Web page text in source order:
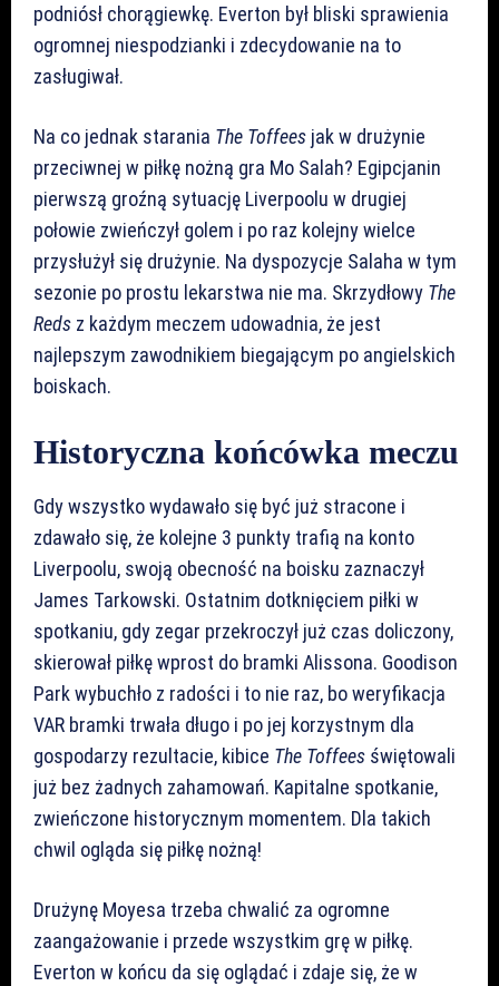
podniósł chorągiewkę. Everton był bliski sprawienia
ogromnej niespodzianki i zdecydowanie na to
zasługiwał.
Na co jednak starania The Toffees jak w drużynie
przeciwnej w piłkę nożną gra Mo Salah? Egipcjanin
pierwszą groźną sytuację Liverpoolu w drugiej
połowie zwieńczył golem i po raz kolejny wielce
przysłużył się drużynie. Na dyspozycje Salaha w tym
sezonie po prostu lekarstwa nie ma. Skrzydłowy The
Reds z każdym meczem udowadnia, że jest
najlepszym zawodnikiem biegającym po angielskich
boiskach.
Historyczna końcówka meczu
Gdy wszystko wydawało się być już stracone i
zdawało się, że kolejne 3 punkty trafią na konto
Liverpoolu, swoją obecność na boisku zaznaczył
James Tarkowski. Ostatnim dotknięciem piłki w
spotkaniu, gdy zegar przekroczył już czas doliczony,
skierował piłkę wprost do bramki Alissona. Goodison
Park wybuchło z radości i to nie raz, bo weryfikacja
VAR bramki trwała długo i po jej korzystnym dla
gospodarzy rezultacie, kibice The Toffees świętowali
już bez żadnych zahamowań. Kapitalne spotkanie,
zwieńczone historycznym momentem. Dla takich
chwil ogląda się piłkę nożną!
Drużynę Moyesa trzeba chwalić za ogromne
zaangażowanie i przede wszystkim grę w piłkę.
Everton w końcu da się oglądać i zdaje się, że w